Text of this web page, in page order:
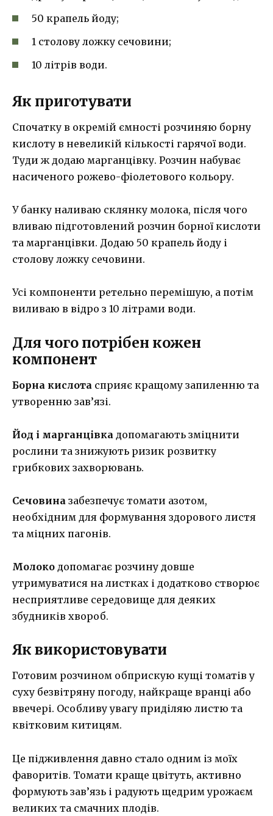
50 крапель йоду;
1 столову ложку сечовини;
10 літрів води.
Як приготувати
Спочатку в окремій ємності розчиняю борну
кислоту в невеликій кількості гарячої води.
Туди ж додаю марганцівку. Розчин набуває
насиченого рожево-фіолетового кольору.
У банку наливаю склянку молока, після чого
вливаю підготовлений розчин борної кислоти
та марганцівки. Додаю 50 крапель йоду і
столову ложку сечовини.
Усі компоненти ретельно перемішую, а потім
виливаю в відро з 10 літрами води.
Для чого потрібен кожен
компонент
Борна кислота сприяє кращому запиленню та
утворенню зав’язі.
Йод і марганцівка допомагають зміцнити
рослини та знижують ризик розвитку
грибкових захворювань.
Сечовина забезпечує томати азотом,
необхідним для формування здорового листя
та міцних пагонів.
Молоко допомагає розчину довше
утримуватися на листках і додатково створює
несприятливе середовище для деяких
збудників хвороб.
Як використовувати
Готовим розчином обприскую кущі томатів у
суху безвітряну погоду, найкраще вранці або
ввечері. Особливу увагу приділяю листю та
квітковим китицям.
Це підживлення давно стало одним із моїх
фаворитів. Томати краще цвітуть, активно
формують зав’язь і радують щедрим урожаєм
великих та смачних плодів.